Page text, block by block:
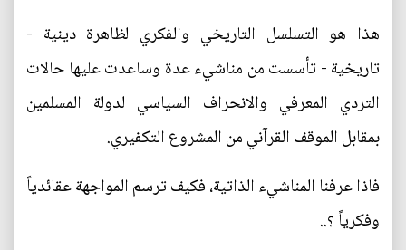
هذا هو التسلسل التاريخي والفكري لظاهرة دينية -
تاريخية - تأسست من مناشيء عدة وساعدت عليها حالات
التردي المعرفي والانحراف السياسي لدولة المسلمين
بمقابل الموقف القرآني من المشروع التكفيري.
فاذا عرفنا المناشيء الذاتية، فكيف ترسم المواجهة عقائدياً
وفكرياً ؟..